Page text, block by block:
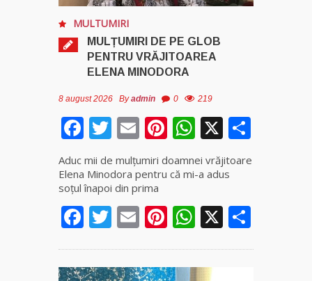
MULTUMIRI
MULȚUMIRI DE PE GLOB
PENTRU VRĂJITOAREA
ELENA MINODORA
8 august 2026 Byadmin 0 219
Facebook
Twitter
EmailPinterest
WhatsApp
X
Aduc mii de mulţumiri doamnei vrăjitoare
Elena Minodora pentru că mi-a adus
soţul înapoi din prima
Facebook
Twitter
EmailPinterest
WhatsApp
X